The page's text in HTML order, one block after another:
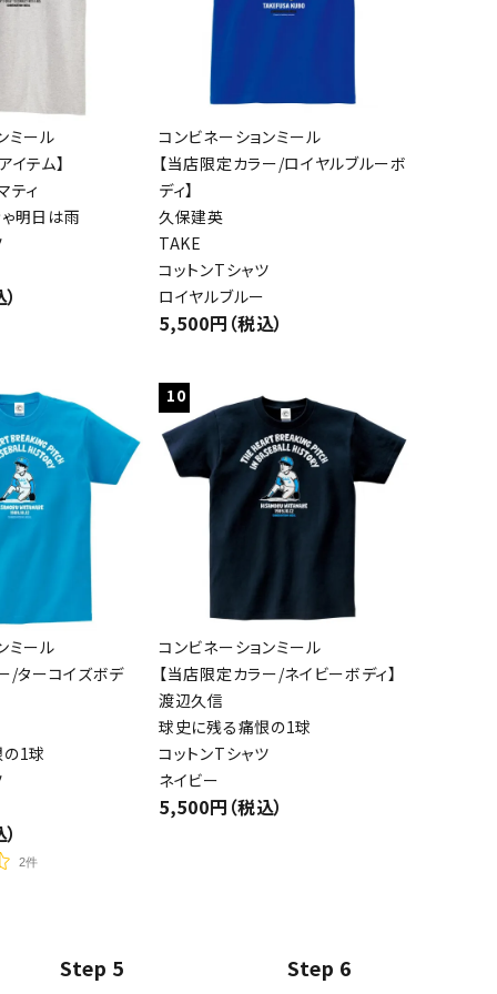
ミール
イテム】
ティ
明日は雨
コンビネーションミール
【当店限定カラー/ロイヤルブルーボ
ディ】
久保建英
TAKE
コットンTシャツ
ロイヤルブルー
5,500円（税込）
ミール
/ターコイズボデ
1球
2件
10
コンビネーションミール
【当店限定カラー/ネイビーボディ】
渡辺久信
球史に残る痛恨の1球
コットンTシャツ
ネイビー
5,500円（税込）
Step 5 Step 6